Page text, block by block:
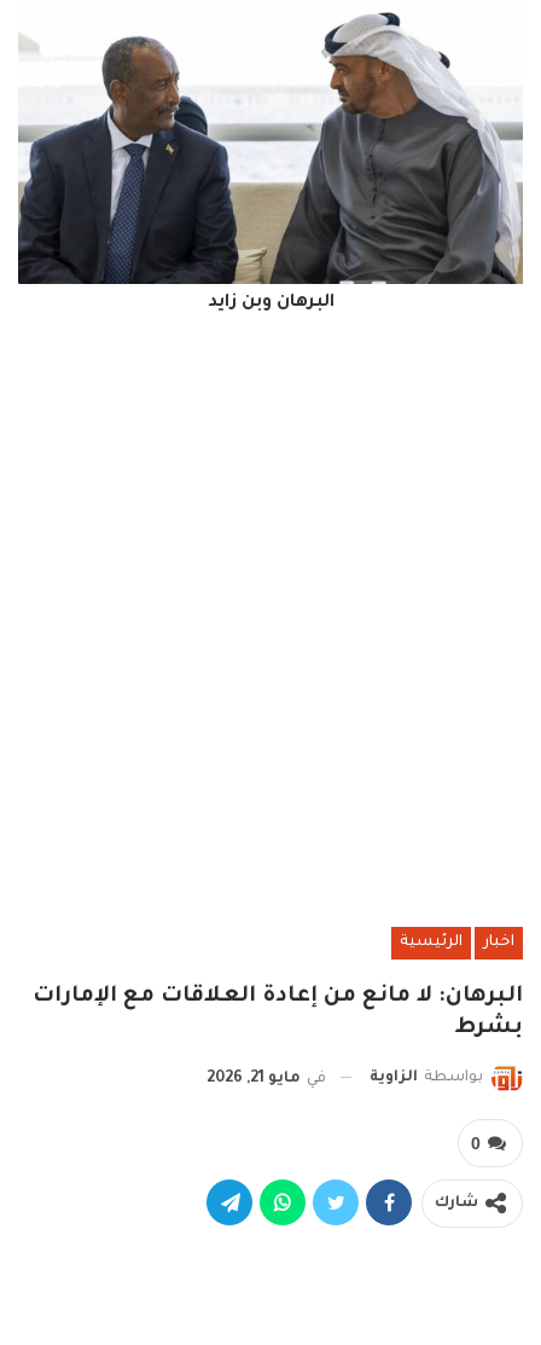
البرهان وبن زايد
اخبار الرئيسية
البرهان: لا مانع من إعادة العلاقات مع الإمارات
بشرط
بواسطة الزاوية في مايو 21, 2026
0
شارك